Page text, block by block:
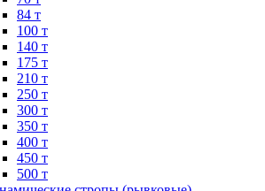
84 т
100 т
140 т
175 т
210 т
250 т
300 т
350 т
400 т
450 т
500 т